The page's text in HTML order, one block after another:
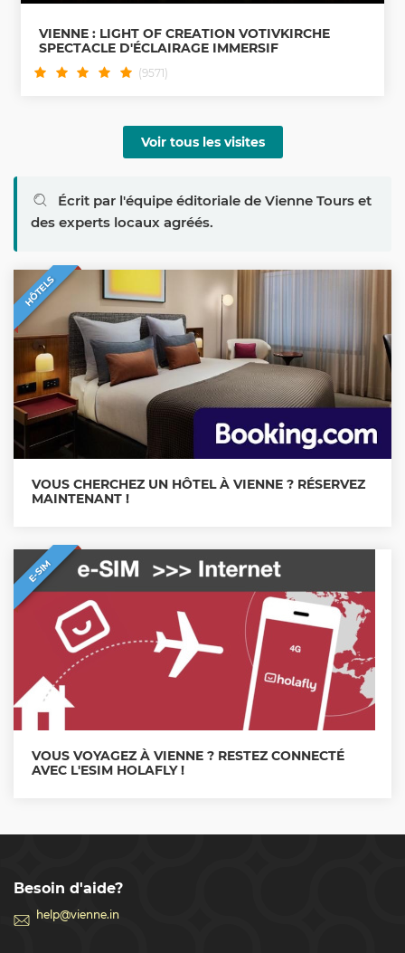
VIENNE : LIGHT OF CREATION VOTIVKIRCHE
SPECTACLE D'ÉCLAIRAGE IMMERSIF
(9571)
Voir tous les visites
Écrit par l'équipe éditoriale de Vienne Tours et
des experts locaux agréés.
HÔTELS
VOUS CHERCHEZ UN HÔTEL À VIENNE ? RÉSERVEZ
MAINTENANT !
E-SIM
VOUS VOYAGEZ À VIENNE ? RESTEZ CONNECTÉ
AVEC L'ESIM HOLAFLY !
Besoin d'aide?
help@vienne.in